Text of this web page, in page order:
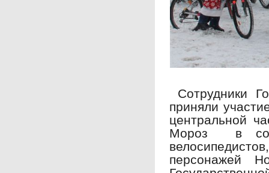
Сотрудники
приняли
центральной
Мороз в
персонажей